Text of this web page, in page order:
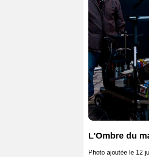
L'Ombre du
Photo ajoutée le 12